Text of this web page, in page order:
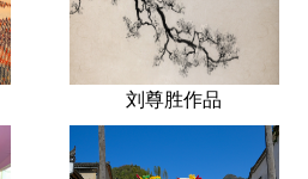
刘尊胜作品